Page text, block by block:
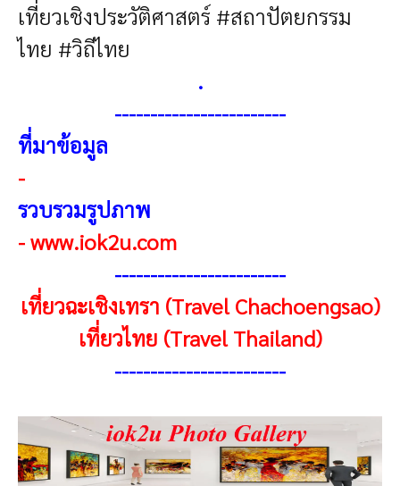
เที่ยวเชิงประวัติศาสตร์ #สถาปัตยกรรม
ไทย #วิถีไทย
.
------------------------
ที่มาข้อมูล
-
รวบรวมรูปภาพ
-www.iok2u.com
------------------------
เที่ยวฉะเชิงเทรา (Travel Chachoengsao)
เที่ยวไทย (Travel Thailand)
------------------------